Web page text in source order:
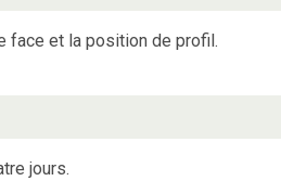
face et la position de profil.
jours.